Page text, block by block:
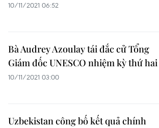
10/11/2021 06:52
Bà Audrey Azoulay tái đắc cử Tổng
Giám đốc UNESCO nhiệm kỳ thứ hai
10/11/2021 03:00
Uzbekistan công bố kết quả chính